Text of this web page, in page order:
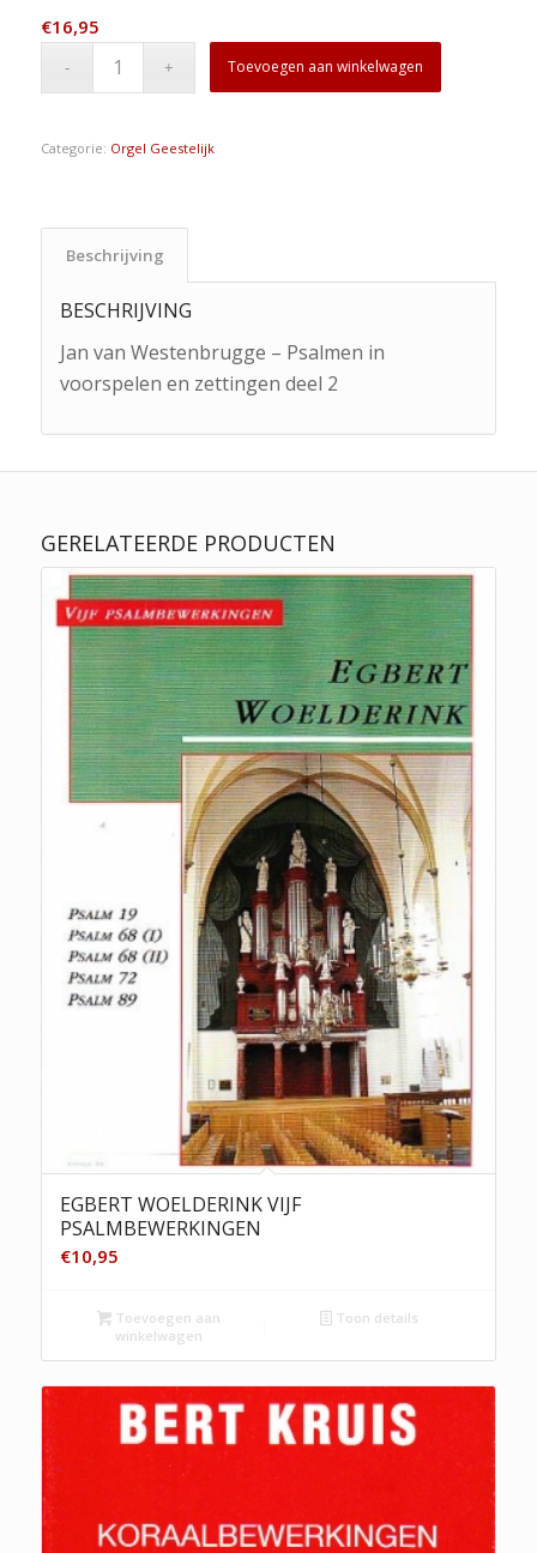
€16,95
Toevoegen aan winkelwagen
Categorie: Orgel Geestelijk
Beschrijving
BESCHRIJVING
Jan van Westenbrugge – Psalmen in
voorspelen en zettingen deel 2
GERELATEERDE PRODUCTEN
EGBERT WOELDERINK VIJF
PSALMBEWERKINGEN
€10,95
Toevoegen aan
winkelwagen
Toon details